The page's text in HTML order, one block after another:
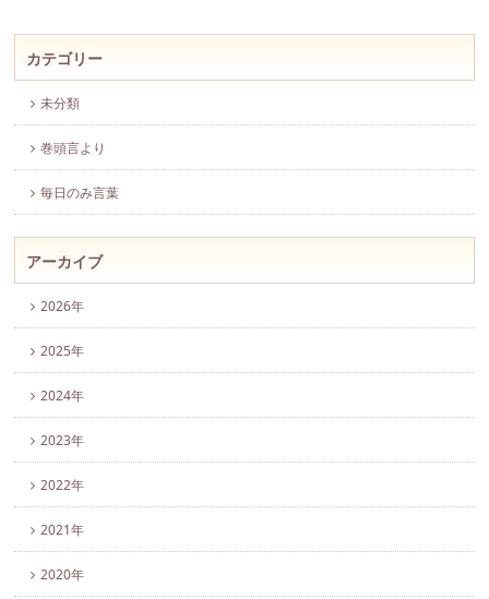
カテゴリー
未分類
巻頭言より
毎日のみ言葉
アーカイブ
2026年
2025年
2024年
2023年
2022年
2021年
2020年